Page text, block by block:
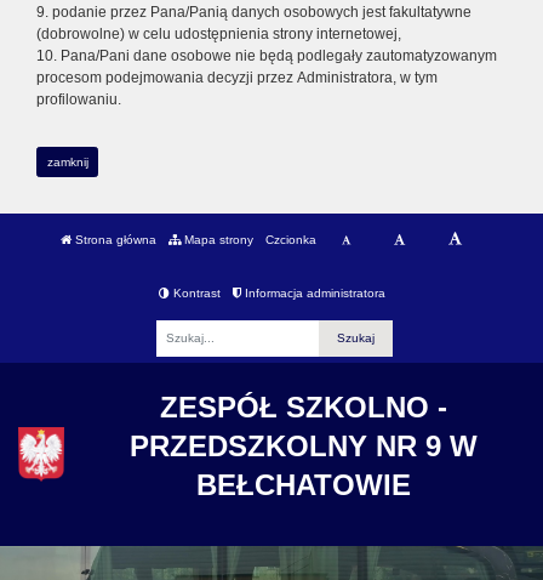
9. podanie przez Pana/Panią danych osobowych jest fakultatywne
(dobrowolne) w celu udostępnienia strony internetowej,
10. Pana/Pani dane osobowe nie będą podlegały zautomatyzowanym
procesom podejmowania decyzji przez Administratora, w tym
profilowaniu.
zamknij
Strona główna Mapa strony Czcionka
Kontrast Informacja administratora
ZESPÓŁ SZKOLNO -
PRZEDSZKOLNY NR 9 W
BEŁCHATOWIE